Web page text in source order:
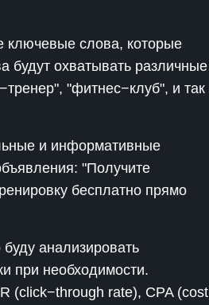
слова, которые
будут охватывать различные
"фитнес−клуб", и так
и информативные
"Получите
бесплатно прямо
анализировать
при необходимости.
(click−through rate), CPA (cost